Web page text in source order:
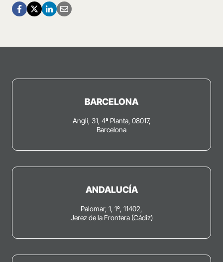
BARCELONA
Anglí, 31, 4ª Planta, 08017,
Barcelona
ANDALUCÍA
Palomar, 1, 1º, 11402,
Jerez de la Frontera (Cádiz)